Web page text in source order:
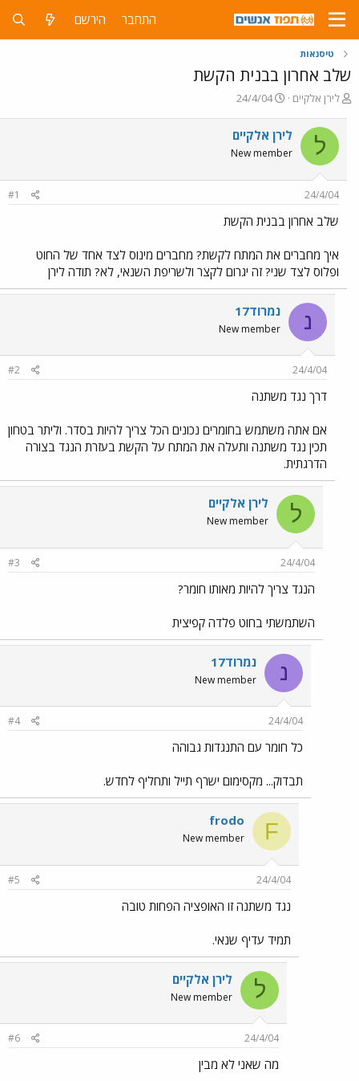
התחבר הירשם
טיסנאות
שלב אחרון בבנית הקשת
פ
ח
ה
ו
ש
לירן אלקיים
פ
ס
ם
ת
י
24/4/04
ל לירן אלקיים
New member
24/4/04
#1
שלב אחרון בבנית הקשת
איך מחברים את המתח לקשת? מחברים מינוס לצד אחד של החוט
ופלוס לצד שני? זה יגרום לקצר ולשריפת השנאי, לא? תודה לירן
נ נמרוד17
New member
24/4/04
#2
דרך נגד משתנה
אם אתה משתמש בחומרים נכונים הכל צריך להיות בסדר. וליתר בטחון
תכין נגד משתנה ותעלה את המתח על הקשת בעזרת הנגד בצורה
הדרגתית.
ל לירן אלקיים
New member
24/4/04
#3
הנגד צריך להיות מאותו חומר?
השתמשתי בחוט פלדה קפיצית
נ נמרוד17
New member
24/4/04
#4
כל חומר עם התנגדות גבוהה
תבדוק... מקסימום ישרף תייל ותחליף לחדש.
F
frodo
New member
24/4/04
#5
נגד משתנה זו האופציה הפחות טובה
תמיד עדיף שנאי.
ל לירן אלקיים
New member
24/4/04
#6
מה שאני לא מבין